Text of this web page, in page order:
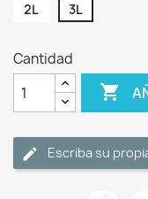
2L 3L
Cantidad

Escriba su